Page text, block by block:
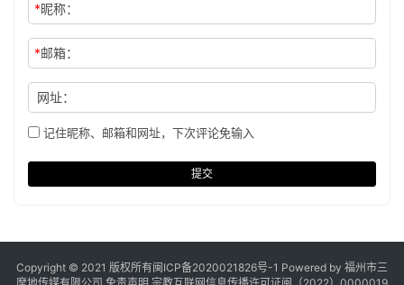
*昵称：
*邮箱：
网址：
记住昵称、邮箱和网址，下次评论免输入
提交
Copyright © 2021 版权所有闽ICP备2020021826号-1 Powered by 福州市三